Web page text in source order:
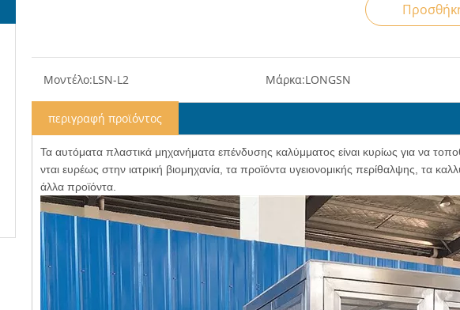
Μοντέλο:LSN-L2 Μάρκα:LONGSN
περιγραφή προϊόντος
Τα αυτόματα πλαστικά μηχανήματα επένδυσης καλύμματος είναι κυρίως για να
νται ευρέως στην ιατρική βιομηχανία, τα προϊόντα υγειονομικής περίθαλψης, τα
άλλα προϊόντα.